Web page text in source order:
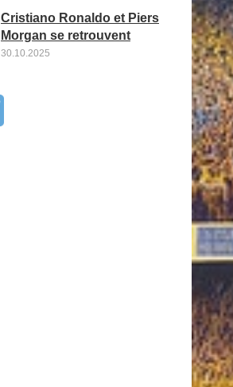
Cristiano Ronaldo et Piers
Morgan se retrouvent
30.10.2025